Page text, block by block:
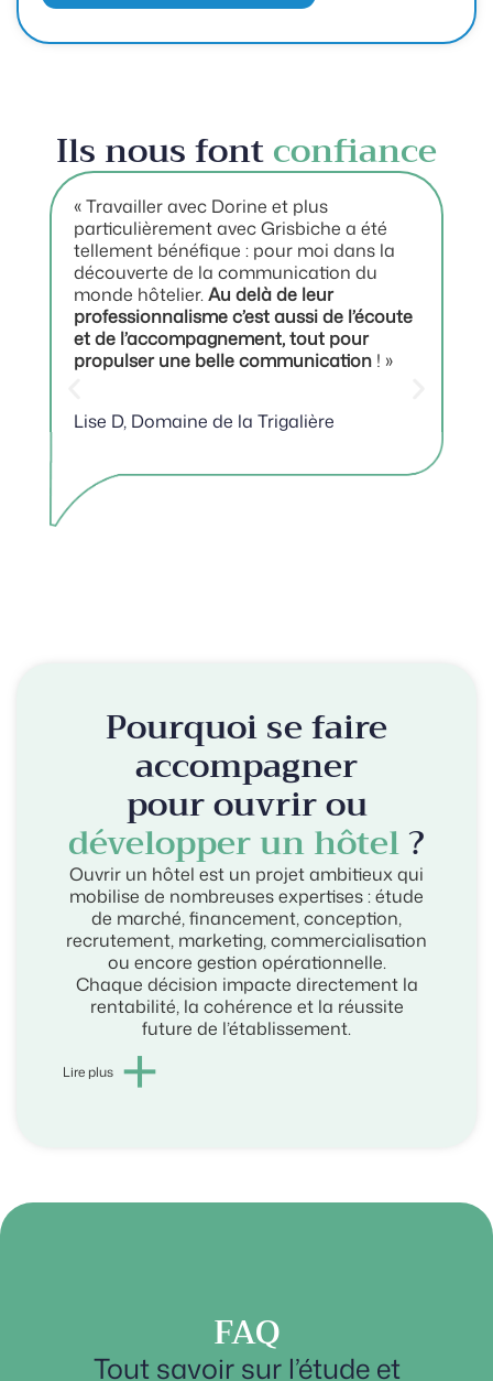
Ils nous fontconfiance
« Travailler avec Dorine et plus
particulièrement avec Grisbiche a été
tellement bénéfique : pour moi dans la
découverte de la communication du
monde hôtelier.Au delà de leur
professionnalisme c’est aussi de l’écoute
et de l’accompagnement, tout pour
propulser une belle communication! »
Lise D, Domaine de la Trigalière
Pourquoi se faire
accompagner
pour ouvrir ou
développer un hôtel?
Ouvrir un hôtel est un projet ambitieux qui
mobilise de nombreuses expertises : étude
de marché, financement, conception,
recrutement, marketing, commercialisation
ou encore gestion opérationnelle.
Chaque décision impacte directement la
rentabilité, la cohérence et la réussite
future de l’établissement.
Lire plus +
FAQ
Tout savoir sur l’étude et